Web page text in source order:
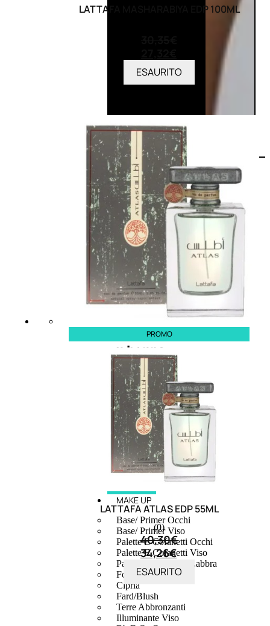
MAKE UP
Base/ Primer Occhi
Base/ Primer Viso
Palette E Cofanetti Occhi
Palette E Cofanetti Viso
Palette E Cofanetti Labbra
Fondotinta
Cipria
Fard/Blush
Terre Abbronzanti
Illuminante Viso
LATTAFA MASHARABIYA EDP 100ML
ESAURITO
PROMO
LATTAFA ATLAS EDP 55ML
(0)
40,30€
34,26€
ESAURITO